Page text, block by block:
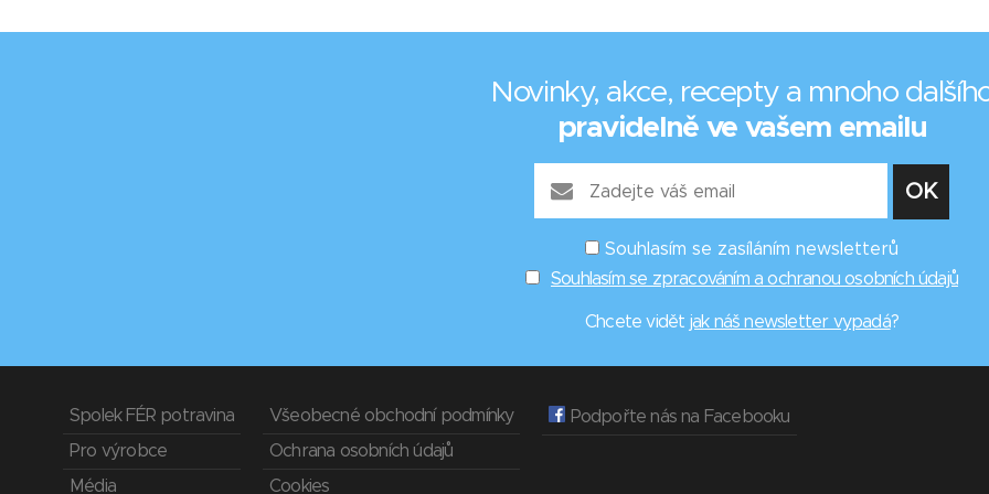
Novinky, akce, recepty a mnoho
pravidelně ve vašem emailu
Souhlasím se zasíláním newsletterů
Souhlasím se zpracováním a ochranou osobních údajů
Chcete vidět jak náš newsletter vypadá?
Spolek FÉR potravina
Pro výrobce
Média
Všeobecné obchodní podmínky
Ochrana osobních údajů
Cookies
Podpořte nás na Facebooku